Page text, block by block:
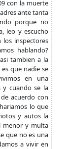
con la muerte
ante tanta
porque no
leo y escucho
inspectores
hablando?
tambien a la
que nadie se
en una
y cuando se la
acuerdo con
lo que
y autos la
menor y multa
que no es una
a vivir en